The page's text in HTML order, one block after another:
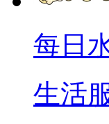
每日
生活